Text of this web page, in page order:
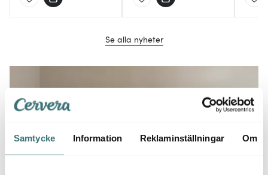
Samtycke Information Reklaminställningar Om
Se alla nyheter